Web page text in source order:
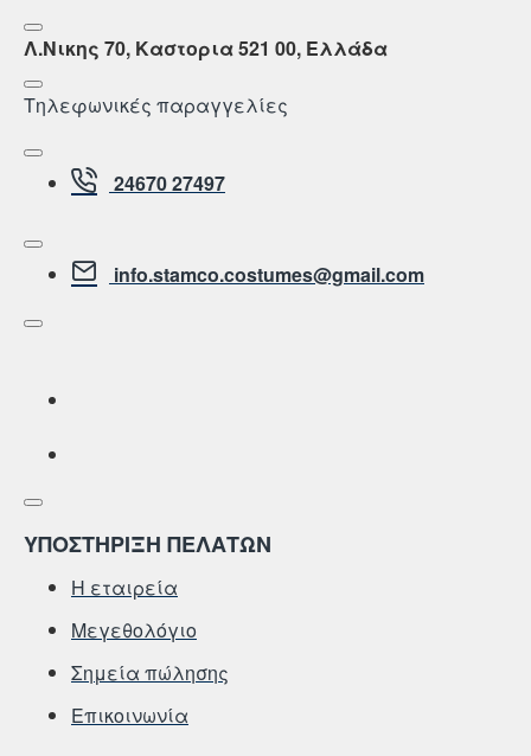
Λ.Νικης 70, Καστορια 521 00, Ελλάδα
Τηλεφωνικές παραγγελίες
24670 27497
info.stamco.costumes@gmail.com
ΥΠΟΣΤΗΡΙΞΗ ΠΕΛΑΤΩΝ
Η εταιρεία
Μεγεθολόγιο
Σημεία πώλησης
Επικοινωνία